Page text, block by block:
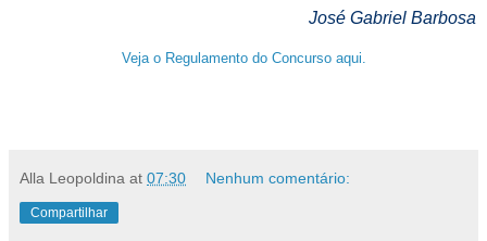
José Gabriel Barbosa
Veja o Regulamento do Concurso aqui.
Alla Leopoldina at 07:30 Nenhum comentário:
Compartilhar